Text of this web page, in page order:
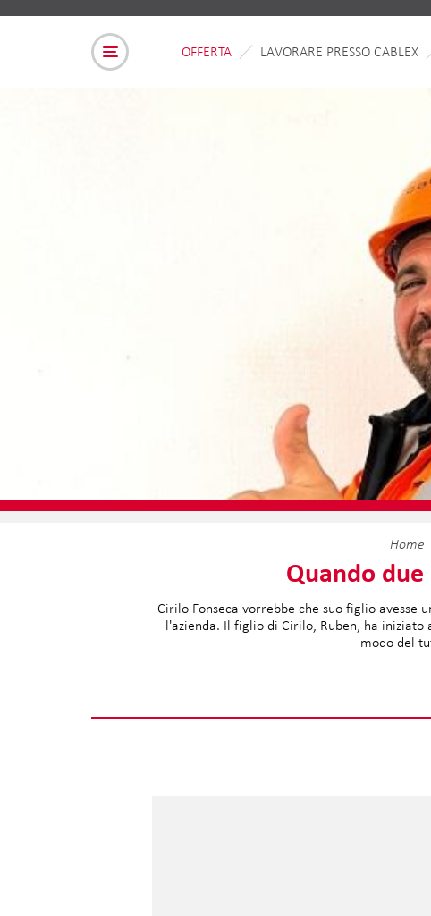
OFFERTA LAVORARE PRESSO CABLEX
Home
Quando
Cirilo Fonseca vorrebbe che suo figlio avesse
l'azienda. Il figlio di Cirilo, Ruben, ha
modo del